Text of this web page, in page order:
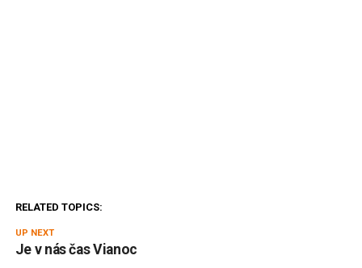
RELATED TOPICS:
UP NEXT
Je v nás čas Vianoc